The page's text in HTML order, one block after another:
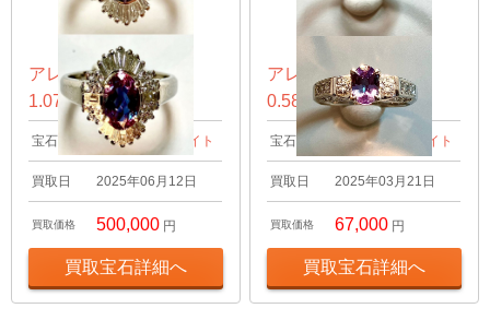
アレキサンドライト
1.07ct リング
宝石名 アレキサンドライト
買取日 2025年06月12日
買取価格 500,000 円
買取宝石詳細へ
アレキサンドライト
0.58ct リング
宝石名 アレキサンドライト
買取日 2025年03月21日
買取価格 67,000 円
買取宝石詳細へ